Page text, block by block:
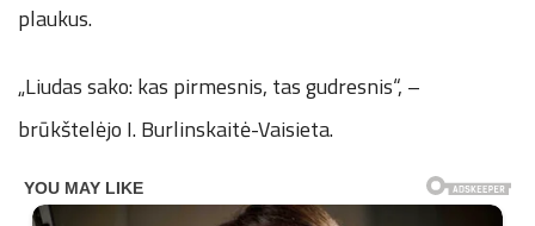
plaukus.
„Liudas sako: kas pirmesnis, tas gudresnis“, –
brūkštelėjo I. Burlinskaitė-Vaisieta.